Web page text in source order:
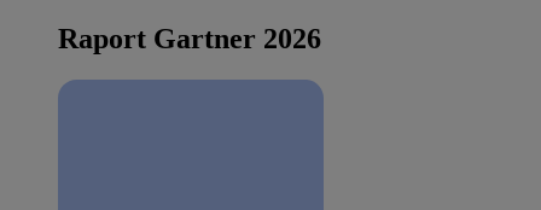
Raport Gartner 2026